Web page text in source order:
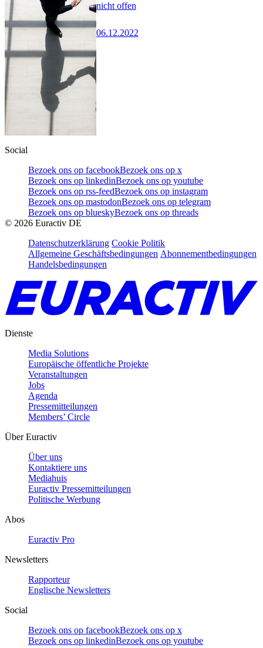
nicht offen
06.12.2022
Social
Bezoek ons op facebookBezoek ons op x
Bezoek ons op linkedinBezoek ons op youtube
Bezoek ons op rss-feedBezoek ons op instagram
Bezoek ons op mastodonBezoek ons op telegram
Bezoek ons op blueskyBezoek ons op threads
© 2026 Euractiv DE
Datenschutzerklärung Cookie Politik
Allgemeine Geschäftsbedingungen Abonnementbedingungen
Handelsbedingungen
Dienste
Media Solutions
Europäische öffentliche Projekte
Veranstaltungen
Jobs
Agenda
Pressemitteilungen
Members’ Circle
Über Euractiv
Über uns
Kontaktiere uns
Mediahuis
Euractiv Pressemitteilungen
Politische Werbung
Abos
Euractiv Pro
Newsletters
Rapporteur
Englische Newsletters
Social
Bezoek ons op facebookBezoek ons op x
Bezoek ons op linkedinBezoek ons op youtube